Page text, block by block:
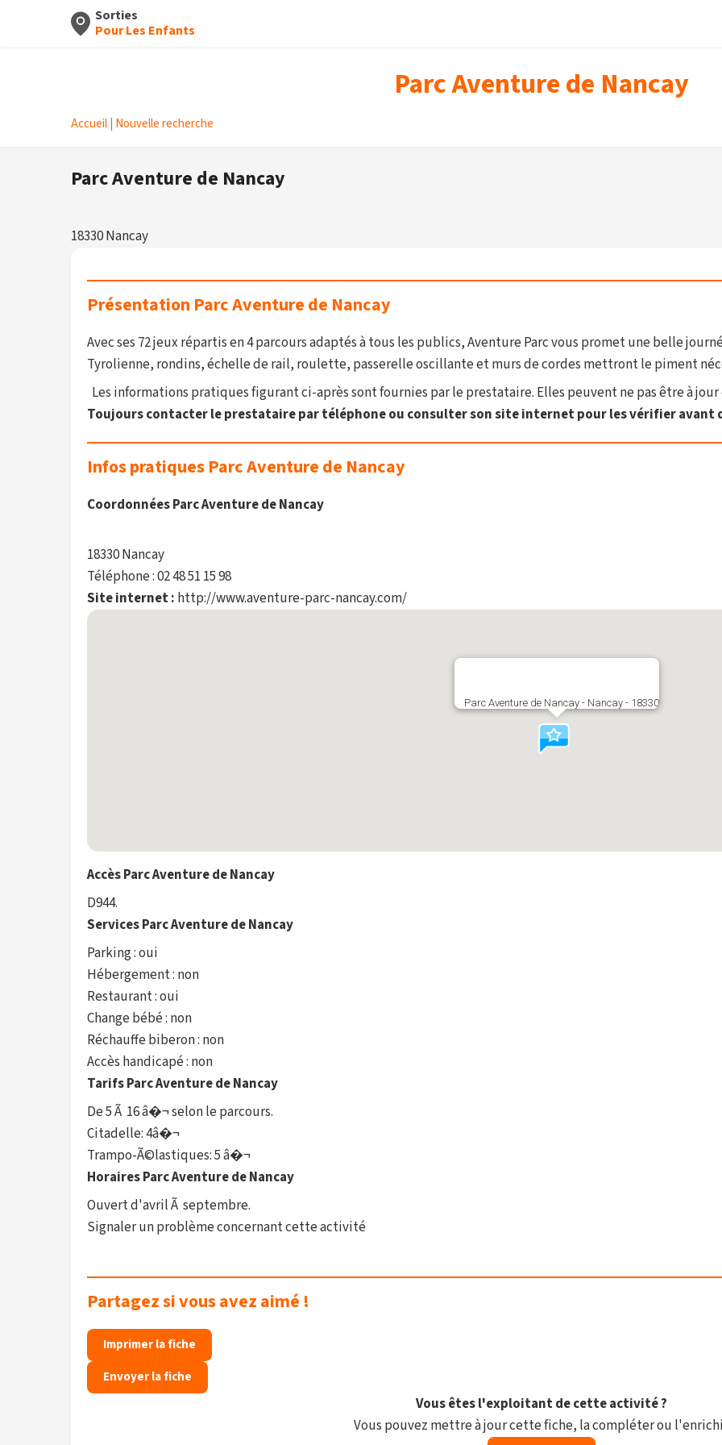
Sorties
Pour Les Enfants
Parc Aventure de Nancay
Accueil Nouvelle recherche
Parc Aventure de Nancay
18330 Nancay
Présentation Parc Aventure de Nancay
Avec ses 72 jeux répartis en 4 parcours adaptés à tous les publics, Aventure Parc vous promet une belle
Tyrolienne, rondins, échelle de rail, roulette, passerelle oscillante et murs de cordes mettront le piment
Les informations pratiques figurant ci-après sont fournies par le prestataire. Elles peuvent ne pas être à
Toujours contacter le prestataire par téléphone ou consulter son site internet pour les vérifier avant
Infos pratiques Parc Aventure de Nancay
Coordonnées Parc Aventure de Nancay
18330 Nancay
Téléphone : 02 48 51 15 98
Site internet : http://www.aventure-parc-nancay.com/
Parc Aventure de Nancay - Nancay - 18330
Accès Parc Aventure de Nancay
D944.
Services Parc Aventure de Nancay
Parking : oui
Hébergement : non
Restaurant : oui
Change bébé : non
Réchauffe biberon : non
Accès handicapé : non
Tarifs Parc Aventure de Nancay
De 5 Ã 16 â�¬ selon le parcours.
Citadelle: 4â�¬
Trampo-Ã©lastiques: 5 â�¬
Horaires Parc Aventure de Nancay
Ouvert d'avril Ã septembre.
Signaler un problème concernant cette activité
Partagez si vous avez aimé !
Imprimer la fiche
Envoyer la fiche
Vous êtes l'exploitant de cette activité ?
Vous pouvez mettre à jour cette fiche, la compléter ou